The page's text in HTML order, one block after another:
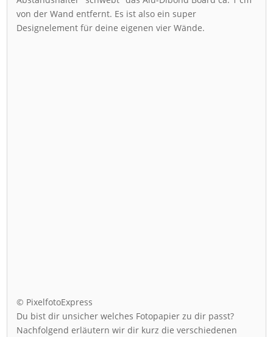
von der Wand entfernt. Es ist also ein super
Designelement für deine eigenen vier Wände.
© PixelfotoExpress
Du bist dir unsicher welches Fotopapier zu dir passt?
Nachfolgend erläutern wir dir kurz die verschiedenen